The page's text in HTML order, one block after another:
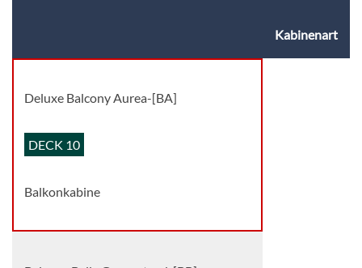
Kabinenart
Deluxe Balcony Aurea-[BA]
DECK 10
Balkonkabine